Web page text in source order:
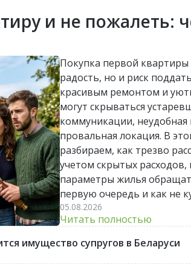
и не пожалеть:
Покупка первой квартиры
радость, но и риск
красивым ремонтом и
могут скрываться
коммуникации, неудобная
провальная локация. В
разбираем, как трезво
учетом скрытых расходов,
параметры жилья
первую очередь и как не
непригодную для жизни.
лист поможет пройти весь
без лишних стрессов и
05.08.2026
Читать полностью
имущество супругов в Беларуси